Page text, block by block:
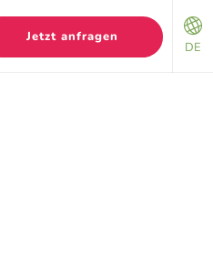
Jetzt anfragen
DE